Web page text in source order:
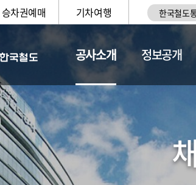
승차권예매 기차여행 한국철도
공사소개
일반현황
정보공개